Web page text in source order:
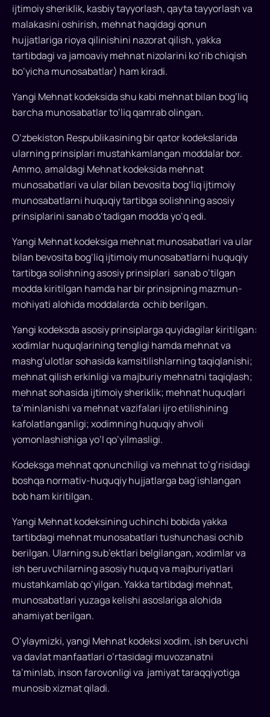
ijtimoiy sheriklik, kasbiy tayyorlash, qayta tayyorlash va
malakasini oshirish, mehnat haqidagi qonun
hujjatlariga rioya qilinishini nazorat qilish, yakka
tartibdagi va jamoaviy mehnat nizolarini ko‘rib chiqish
bo‘yicha munosabatlar) ham kiradi.
Yangi Mehnat kodeksida shu kabi mehnat bilan bog‘liq
barcha munosabatlar to‘liq qamrab olingan.
O‘zbekiston Respublikasining bir qator kodekslarida
ularning prinsiplari mustahkamlangan moddalar bor.
Ammo, amaldagi Mehnat kodeksida mehnat
munosabatlari va ular bilan bevosita bog‘liq ijtimoiy
munosabatlarni huquqiy tartibga solishning asosiy
prinsiplarini sanab o‘tadigan modda yo‘q edi.
Yangi Mehnat kodeksiga mehnat munosabatlari va ular
bilan bevosita bog‘liq ijtimoiy munosabatlarni huquqiy
tartibga solishning asosiy prinsiplari sanab o‘tilgan
modda kiritilgan hamda har bir prinsipning mazmun-
mohiyati alohida moddalarda ochib berilgan.
Yangi kodeksda asosiy prinsiplarga quyidagilar kiritilgan:
xodimlar huquqlarining tengligi hamda mehnat va
mashg‘ulotlar sohasida kamsitilishlarning taqiqlanishi;
mehnat qilish erkinligi va majburiy mehnatni taqiqlash;
mehnat sohasida ijtimoiy sheriklik; mehnat huquqlari
ta’minlanishi va mehnat vazifalari ijro etilishining
kafolatlanganligi; xodimning huquqiy ahvoli
yomonlashishiga yo‘l qo‘yilmasligi.
Kodeksga mehnat qonunchiligi va mehnat to‘g‘risidagi
boshqa normativ-huquqiy hujjatlarga bag‘ishlangan
bob ham kiritilgan.
Yangi Mehnat kodeksining uchinchi bobida yakka
tartibdagi mehnat munosabatlari tushunchasi ochib
berilgan. Ularning sub’ektlari belgilangan, xodimlar va
ish beruvchilarning asosiy huquq va majburiyatlari
mustahkamlab qo‘yilgan. Yakka tartibdagi mehnat,
munosabatlari yuzaga kelishi asoslariga alohida
ahamiyat berilgan.
O‘ylaymizki, yangi Mehnat kodeksi xodim, ish beruvchi
va davlat manfaatlari o‘rtasidagi muvozanatni
ta’minlab, inson farovonligi va jamiyat taraqqiyotiga
munosib xizmat qiladi.